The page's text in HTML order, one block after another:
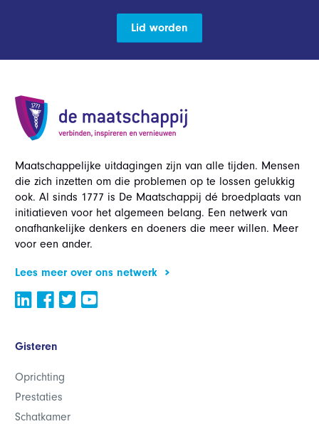
Lid worden
Maatschappelijke uitdagingen zijn van alle tijden. Mensen
die zich inzetten om die problemen op te lossen gelukkig
ook. Al sinds 1777 is De Maatschappij dé broedplaats van
initiatieven voor het algemeen belang. Een netwerk van
onafhankelijke denkers en doeners die meer willen. Meer
voor een ander.
Lees meer over ons netwerk
Gisteren
Oprichting
Prestaties
Schatkamer